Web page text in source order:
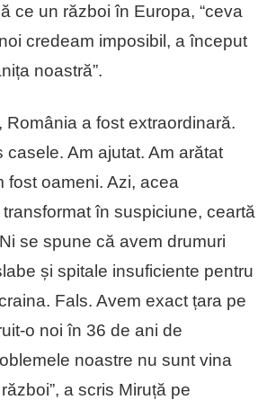
ce un război în Europa, “ceva
credeam imposibil, a început
noastră”.
România a fost extraordinară.
casele. Am ajutat. Am arătat
fost oameni. Azi, acea
în suspiciune, ceartă
se spune că avem drumuri
și spitale insuficiente pentru
Fals. Avem exact țara pe
o noi în 36 de ani de
noastre nu sunt vina
a scris Miruță pe